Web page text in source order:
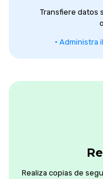
Transfiere datos
• Administra
Realiza copias de